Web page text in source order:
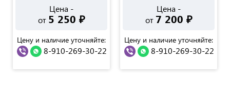
Цена -
от 5 250 ₽
Цену и наличие уточняйте:
8-910-269-30-22
Цена -
от 7 200 ₽
Цену и наличие уточняйте:
8-910-269-30-22